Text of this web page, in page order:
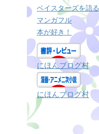
ー
ベイスターズを語る
マンガフル
本が好き！
にほんブログ村
にほんブログ村